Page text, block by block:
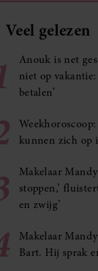
Veel gelezen
Anouk is net
niet op
betalen’
kunnen zich op
Makelaar
stoppen,’
en zwijg’
Makelaar
Bart. Hij sprak